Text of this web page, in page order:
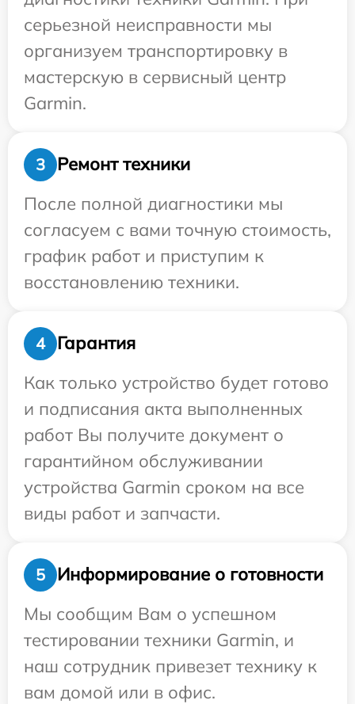
серьезной неисправности мы
организуем транспортировку в
мастерскую в сервисный центр
Garmin.
3
Ремонт техники
После полной диагностики мы
согласуем с вами точную стоимость,
график работ и приступим к
восстановлению техники.
4
Гарантия
Как только устройство будет готово
и подписания акта выполненных
работ Вы получите документ о
гарантийном обслуживании
устройства Garmin сроком на все
виды работ и запчасти.
5
Информирование о готовности
Мы сообщим Вам о успешном
тестировании техники Garmin, и
наш сотрудник привезет технику к
вам домой или в офис.